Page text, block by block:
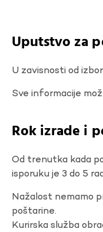
Uputstvo za
U zavisnosti od
Sve informacije
Rok izrade i
Od trenutka kada
isporuku je 3 do 5
Nažalost nemamo
poštarine.
Kurirska služba